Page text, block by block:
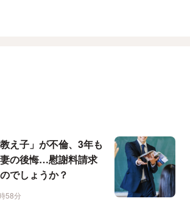
え子」が不倫、3年も
の後悔…慰謝料請求
でしょうか？
58分